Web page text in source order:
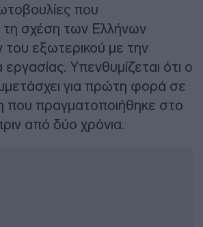
που
σχέση των Ελλήνων
του εξωτερικού με την
Υπενθυμίζεται ότι ο
για πρώτη φορά σε
που πραγματοποιήθηκε στο
από δύο χρόνια.